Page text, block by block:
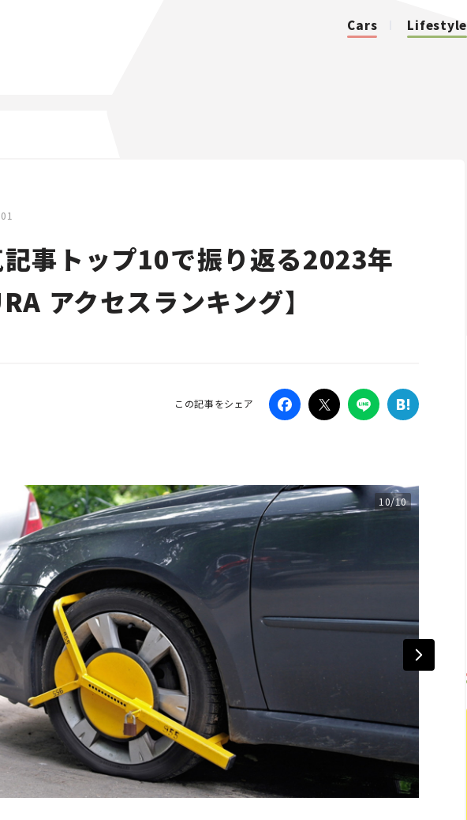
Cars Lifestyle
事トップ10で振り返る2023年
アクセスランキング】
この記事をシェア
10/10
Traffic
Campaign